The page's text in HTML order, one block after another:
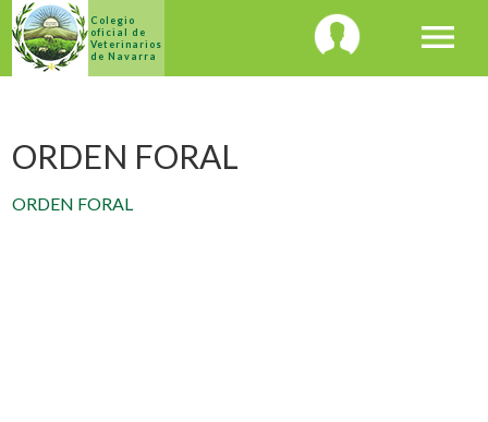
Colegio
oficial de
Veterinarios
de Navarra
menu
ORDEN FORAL
ORDEN FORAL